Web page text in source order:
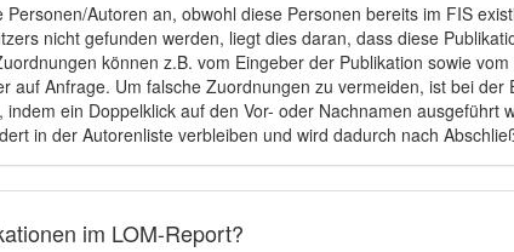
Autoren an, obwohl diese Personen bereits im FIS
nicht gefunden werden, liegt dies daran, dass diese
können z.B. vom Eingeber der Publikation sowie
auf Anfrage. Um falsche Zuordnungen zu vermeiden, ist bei
ein Doppelklick auf den Vor- oder Nachnamen ausgeführt
in der Autorenliste verbleiben und wird dadurch nach
im LOM-Report?